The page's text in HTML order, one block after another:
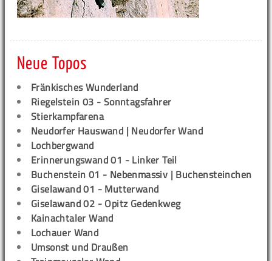
Neue Topos
Fränkisches Wunderland
Riegelstein 03 - Sonntagsfahrer
Stierkampfarena
Neudorfer Hauswand | Neudorfer Wand
Lochbergwand
Erinnerungswand 01 - Linker Teil
Buchenstein 01 - Nebenmassiv | Buchensteinchen
Giselawand 01 - Mutterwand
Giselawand 02 - Opitz Gedenkweg
Kainachtaler Wand
Lochauer Wand
Umsonst und Draußen